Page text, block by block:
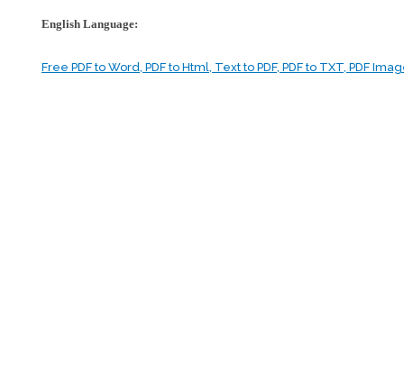
English Language:
Free PDF to Word, PDF to Html, Text to PDF, PDF to TXT, PDF